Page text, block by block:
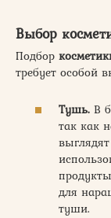
Выбор
Подбор
требует особой
Тушь. В
так как
для
туши.